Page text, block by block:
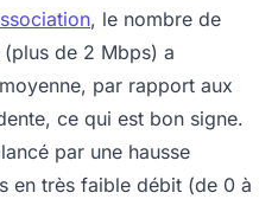
, le nombre de
de 2 Mbps) a
par rapport aux
ce qui est bon signe.
par une hausse
en très faible débit (de 0 à